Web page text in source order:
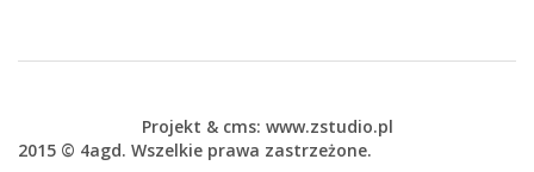
Projekt & cms: www.zstudio.pl
2015 © 4agd. Wszelkie prawa zastrzeżone.